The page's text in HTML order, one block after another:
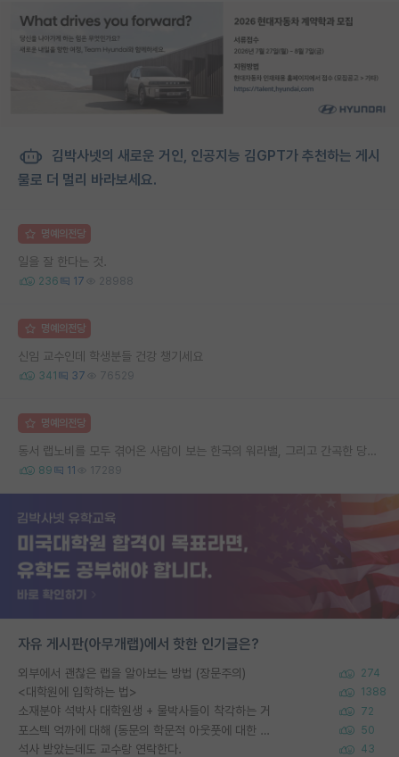
김박사넷의 새로운 거인, 인공지능 김GPT가 추천하는 게시
물로 더 멀리 바라보세요.
명예의전당
일을 잘 한다는 것.
236 17 28988
명예의전당
신임 교수인데 학생분들 건강 챙기세요
341 37 76529
명예의전당
동서 랩노비를 모두 겪어온 사람이 보는 한국의 워라밸, 그리고 간곡한 당부의 말씀
89 11 17289
자유 게시판(아무개랩)에서 핫한 인기글은?
외부에서 괜찮은 랩을 알아보는 방법 (장문주의) 274
<대학원에 입학하는 법> 1388
소재분야 석박사 대학원생 + 물박사들이 착각하는 거 72
포스텍 억까에 대해 (동문의 학문적 아웃풋에 대한 반박) 50
석사 받았는데도 교수랑 연락한다. 43